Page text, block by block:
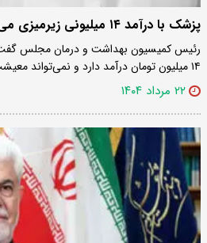
پزشک با درآمد ۱۴ میلیونی زیرمیزی می‌گیرد
رئیس کمیسیون بهداشت و درمان مجلس گفت:
۱۴ میلیون تومان درآمد دارد و نمی‌تواند معیشت خانواده…
۲۲ مرداد ۱۴۰۴